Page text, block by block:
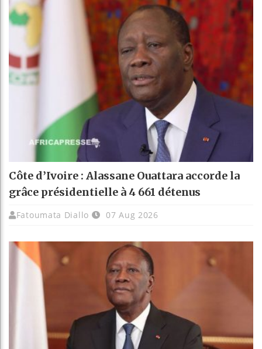
Côte d’Ivoire : Alassane Ouattara accorde la
grâce présidentielle à 4 661 détenus
Fatoumata Diallo 07 Aug 2026